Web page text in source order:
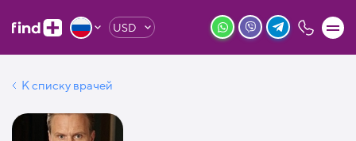
USD
К списку врачей